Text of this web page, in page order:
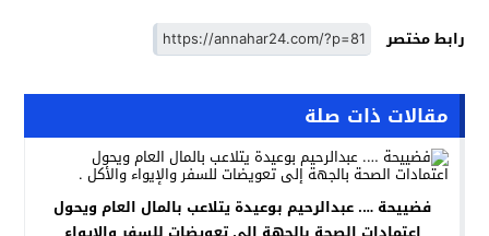
رابط مختصر
مقالات ذات صلة
فضييحة …. عبدالرحيم بوعيدة يتلاعب بالمال العام ويحول